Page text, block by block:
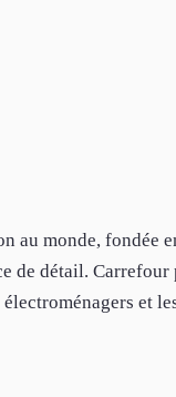
au monde, fondée
de détail.
et